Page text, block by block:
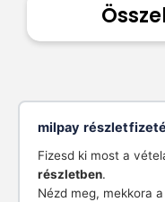
milpay
Fizesd ki most a
részletben.
Nézd meg, mekkora a